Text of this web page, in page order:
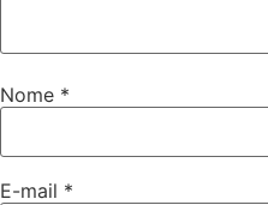
Nome *
E-mail *